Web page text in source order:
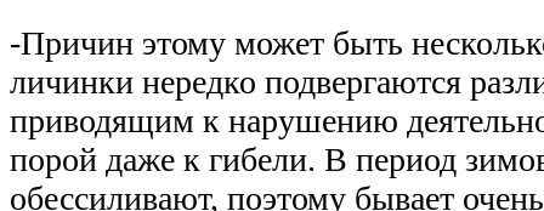
-Причин этому может быть
личинки нередко подвергаются
приводящим к нарушению
порой даже к гибели. В период
обессиливают, поэтому бывает